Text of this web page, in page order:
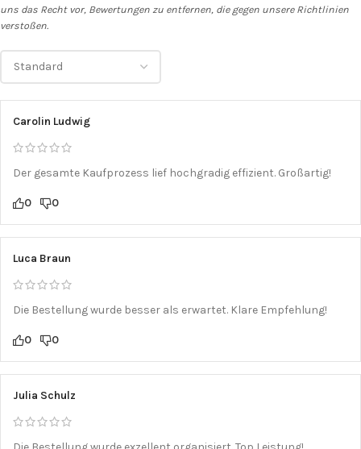
uns das Recht vor, Bewertungen zu entfernen, die gegen unsere Richtlinien
verstoßen.
Carolin Ludwig
Der gesamte Kaufprozess lief hochgradig effizient. Großartig!
0 0
Luca Braun
Die Bestellung wurde besser als erwartet. Klare Empfehlung!
0 0
Julia Schulz